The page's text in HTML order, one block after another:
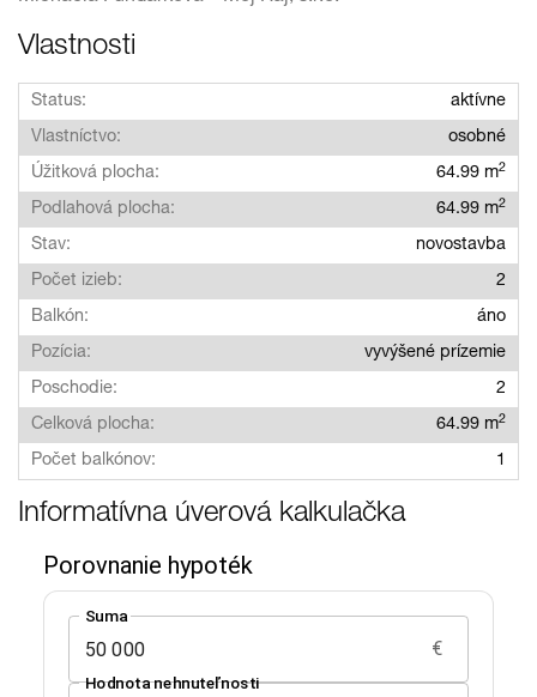
Vlastnosti
Status: aktívne
Vlastníctvo: osobné
Úžitková plocha: 64.99 m2
Podlahová plocha: 64.99 m2
Stav: novostavba
Počet izieb: 2
Balkón: áno
Pozícia: vyvýšené prízemie
Poschodie: 2
Celková plocha: 64.99 m2
Počet balkónov: 1
Informatívna úverová kalkulačka